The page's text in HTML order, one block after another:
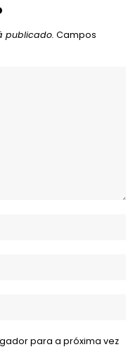
publicado. Campos
para a próxima vez